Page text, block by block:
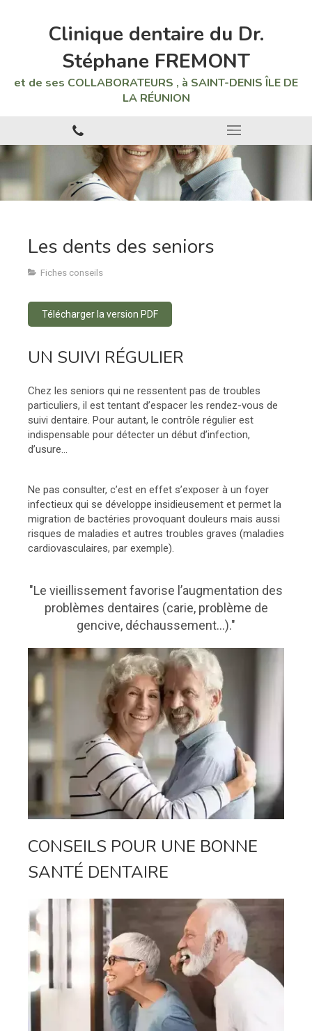
Clinique dentaire du Dr.
Stéphane FREMONT
et de ses COLLABORATEURS , à SAINT-DENIS ÎLE DE
LA RÉUNION
Les dents des seniors
Fiches conseils
Télécharger la version PDF
UN SUIVI RÉGULIER
Chez les seniors qui ne ressentent pas de troubles
particuliers, il est tentant d’espacer les rendez-vous de
suivi dentaire. Pour autant, le contrôle régulier est
indispensable pour détecter un début d’infection,
d’usure...
Ne pas consulter, c’est en effet s’exposer à un foyer
infectieux qui se développe insidieusement et permet la
migration de bactéries provoquant douleurs mais aussi
risques de maladies et autres troubles graves (maladies
cardiovasculaires, par exemple).
"Le vieillissement favorise l’augmentation des
problèmes dentaires (carie, problème de
gencive, déchaussement...)."
CONSEILS POUR UNE BONNE
SANTÉ DENTAIRE